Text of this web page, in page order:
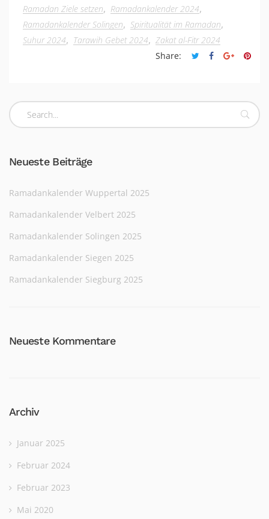
Ramadan Ziele setzen, Ramadankalender 2024,
Ramadankalender Solingen, Spiritualität im Ramadan,
Suhur 2024, Tarawih Gebet 2024, Zakat al-Fitr 2024
Share:
Neueste Beiträge
Ramadankalender Wuppertal 2025
Ramadankalender Velbert 2025
Ramadankalender Solingen 2025
Ramadankalender Siegen 2025
Ramadankalender Siegburg 2025
Neueste Kommentare
Archiv
Januar 2025
Februar 2024
Februar 2023
Mai 2020